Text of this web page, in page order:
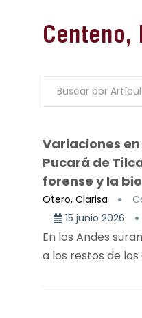
Centeno,
Variaciones
Pucará de
forense y la
Otero, Clarisa
15 junio 2026
En los Andes
a los restos de